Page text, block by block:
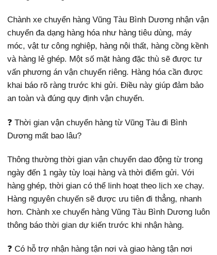
Chành xe chuyển hàng Vũng Tàu Bình Dương nhận vận
chuyển đa dạng hàng hóa như hàng tiêu dùng, máy
móc, vật tư công nghiệp, hàng nội thất, hàng cồng kềnh
và hàng lẻ ghép. Một số mặt hàng đặc thù sẽ được tư
vấn phương án vận chuyển riêng. Hàng hóa cần được
khai báo rõ ràng trước khi gửi. Điều này giúp đảm bảo
an toàn và đúng quy định vận chuyển.
❓ Thời gian vận chuyển hàng từ Vũng Tàu đi Bình
Dương mất bao lâu?
Thông thường thời gian vận chuyển dao động từ trong
ngày đến 1 ngày tùy loại hàng và thời điểm gửi. Với
hàng ghép, thời gian có thể linh hoạt theo lịch xe chạy.
Hàng nguyên chuyến sẽ được ưu tiên đi thẳng, nhanh
hơn. Chành xe chuyển hàng Vũng Tàu Bình Dương luôn
thông báo thời gian dự kiến trước khi nhận hàng.
❓ Có hỗ trợ nhận hàng tận nơi và giao hàng tận nơi